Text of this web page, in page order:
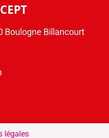
Boulogne Billancourt
légales